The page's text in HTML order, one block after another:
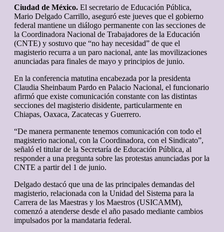
Ciudad de México. El secretario de Educación Pública,
Mario Delgado Carrillo, aseguró este jueves que el gobierno
federal mantiene un diálogo permanente con las secciones de
la Coordinadora Nacional de Trabajadores de la Educación
(CNTE) y sostuvo que “no hay necesidad” de que el
magisterio recurra a un paro nacional, ante las movilizaciones
anunciadas para finales de mayo y principios de junio.
En la conferencia matutina encabezada por la presidenta
Claudia Sheinbaum Pardo en Palacio Nacional, el funcionario
afirmó que existe comunicación constante con las distintas
secciones del magisterio disidente, particularmente en
Chiapas, Oaxaca, Zacatecas y Guerrero.
“De manera permanente tenemos comunicación con todo el
magisterio nacional, con la Coordinadora, con el Sindicato”,
señaló el titular de la Secretaría de Educación Pública, al
responder a una pregunta sobre las protestas anunciadas por la
CNTE a partir del 1 de junio.
Delgado destacó que una de las principales demandas del
magisterio, relacionada con la Unidad del Sistema para la
Carrera de las Maestras y los Maestros (USICAMM),
comenzó a atenderse desde el año pasado mediante cambios
impulsados por la mandataria federal.